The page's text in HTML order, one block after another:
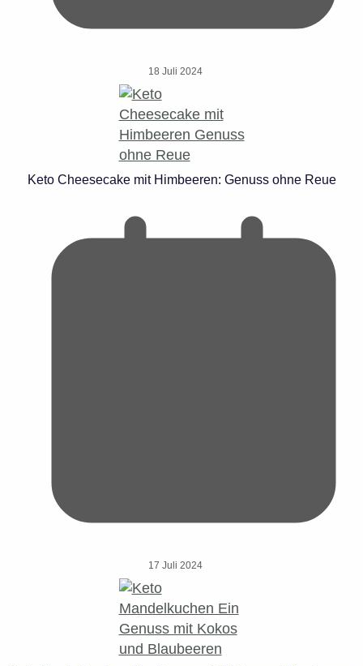
18 Juli 2024
Keto Cheesecake mit Himbeeren: Genuss ohne Reue
17 Juli 2024